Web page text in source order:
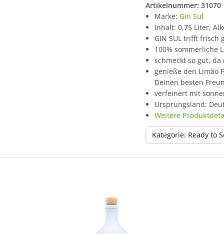
Artikelnummer: 31070
Marke: Gin Sul
Inhalt: 0,75 Liter,
GIN SUL trifft frisch
100% sommerliche
schmeckt so gut,
genieße den Limão
Deinen besten
verfeinert mit
Ursprungsland:
Weitere
Kategorie: Ready to